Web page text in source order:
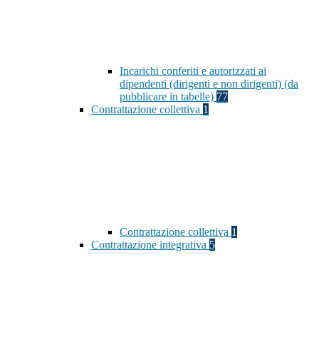
Incarichi conferiti e autorizzati ai
dipendenti (dirigenti e non dirigenti) (da
pubblicare in tabelle) 77
Contrattazione collettiva 1
Contrattazione collettiva 1
Contrattazione integrativa 5